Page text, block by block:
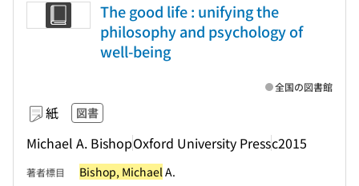
The good life : unifying the
philosophy and psychology of
well-being
紙 図書
Michael A. BishopOxford University Pressc2015
全国の図書館
著者標目 Bishop, MichaelA.